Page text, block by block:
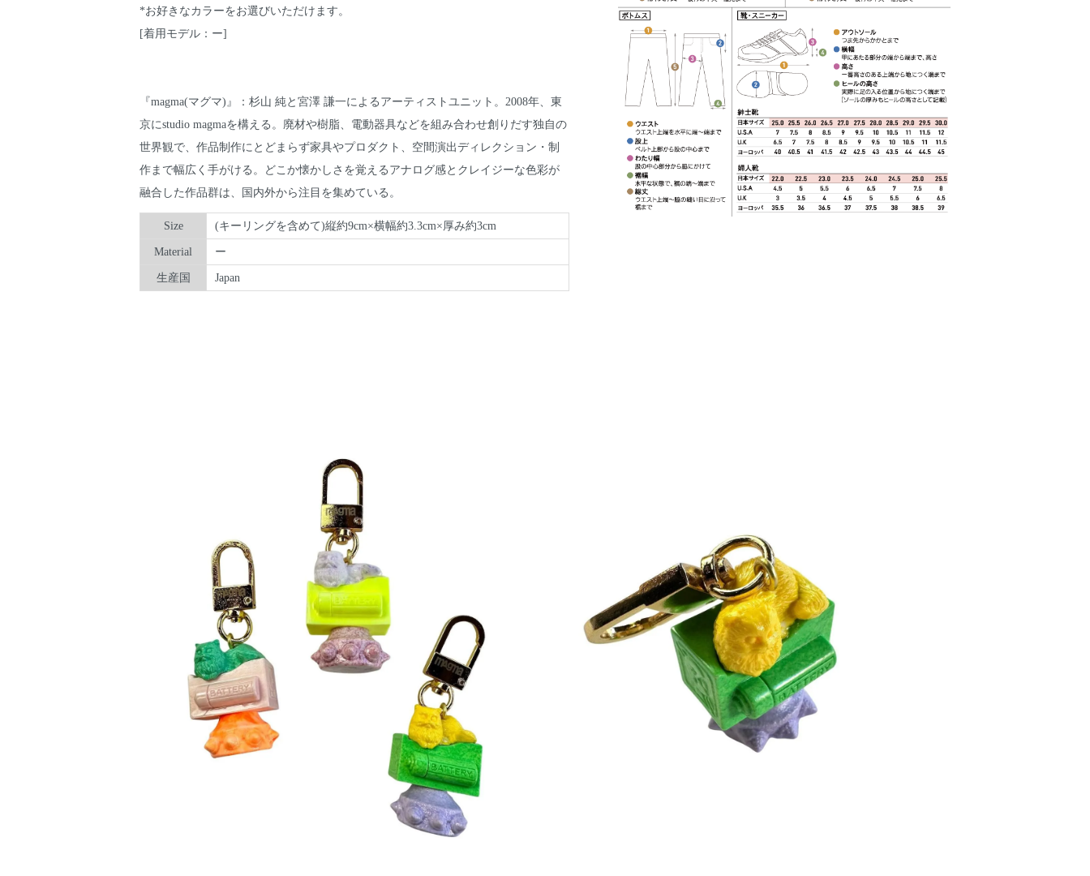
*お好きなカラーをお選びいただけます。
[着用モデル：ー]
『magma(マグマ)』：杉山 純と宮澤 謙一によるアーティストユニット。2008年、東
京にstudio magmaを構える。廃材や樹脂、電動器具などを組み合わせ創りだす独自の
世界観で、作品制作にとどまらず家具やプロダクト、空間演出ディレクション・制
作まで幅広く手がける。どこか懐かしさを覚えるアナログ感とクレイジーな色彩が
融合した作品群は、国内外から注目を集めている。
Size (キーリングを含めて)縦約9cm×横幅約3.3cm×厚み約3cm
Material ー
生産国 Japan